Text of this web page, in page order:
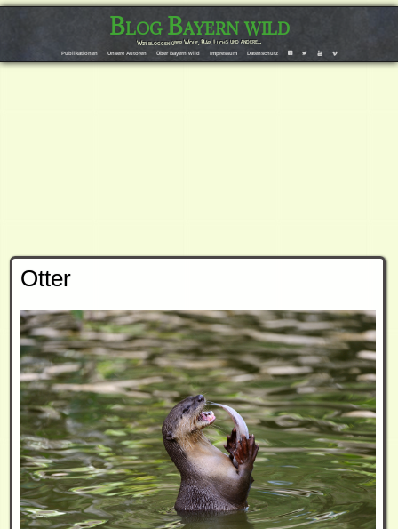
Blog Bayern wild
Wir bloggen über Wolf, Bär, Luchs und andere…
Publikationen Unsere Autoren Über Bayern wild Impressum Datenschutz F T Y V
Otter